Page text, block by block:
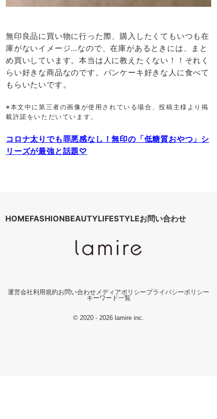
無印良品に買い物に行った際、購入したくてもいつも在
庫がないイメージ…なので、在庫があるときには、まと
め買いしています。本当は人に教えたくない！！それく
らい好きな商品なのです。パンケーキ好きな人に食べて
もらいたいです。
※本文中に第三者の画像が使用されている場合、投稿主様より掲
載許諾をいただいています。
コロナ太りでも罪悪感なし！無印の「低糖質おやつ」シ
リーズが最強と話題♡
HOMEFASHIONBEAUTYLIFESTYLEお問い合わせ
運営会社利用規約お問い合わせ メディアポリシープライバシーポリシー
キーワード一覧
© 2020 - 2026 lamire inc.